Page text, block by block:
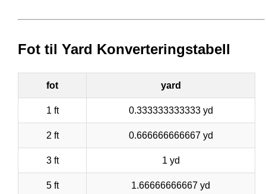
Fot til Yard Konverteringstabell
fot yard
1 ft 0.333333333333 yd
2 ft 0.666666666667 yd
3 ft 1 yd
5 ft 1.66666666667 yd